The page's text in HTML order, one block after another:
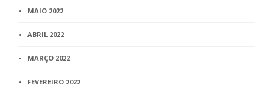
MAIO 2022
ABRIL 2022
MARÇO 2022
FEVEREIRO 2022